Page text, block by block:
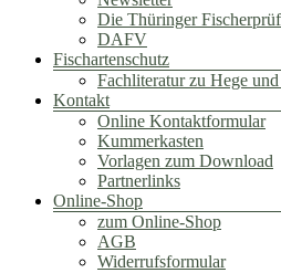
Die Thüringer
DAFV
Fischartenschutz
Fachliteratur zu Hege
Kontakt
Online Kontaktformular
Kummerkasten
Vorlagen zum Download
Partnerlinks
Online-Shop
zum Online-Shop
AGB
Widerrufsformular